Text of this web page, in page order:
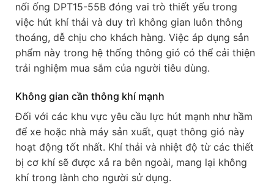
nối ống DPT15-55B đóng vai trò thiết yếu trong
việc hút khí thải và duy trì không gian luôn thông
thoáng, dễ chịu cho khách hàng. Việc áp dụng sản
phẩm này trong hệ thống thông gió có thể cải thiện
trải nghiệm mua sắm của người tiêu dùng.
Không gian cần thông khí mạnh
Đối với các khu vực yêu cầu lực hút mạnh như hầm
để xe hoặc nhà máy sản xuất, quạt thông gió này
hoạt động tốt nhất. Khí thải và nhiệt độ từ các thiết
bị cơ khí sẽ được xả ra bên ngoài, mang lại không
khí trong lành cho người sử dụng.